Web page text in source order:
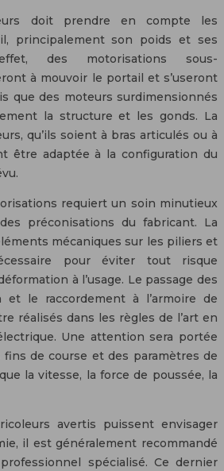
doit prendre en compte les
principalement son poids et ses
des motorisations sous-
à mouvoir le portail et s’useront
que des moteurs surdimensionnés
la structure et les gonds. La
qu’ils soient à bras articulés ou à
être adaptée à la configuration du
requiert un soin minutieux
préconisations du fabricant. La
mécaniques sur les piliers et
pour éviter tout risque
à l’usage. Le passage des
et le raccordement à l’armoire de
réalisés dans les règles de l’art en
Une attention sera portée
de course et des paramètres de
la vitesse, la force de poussée, la
avertis puissent envisager
il est généralement recommandé
spécialisé. Ce dernier